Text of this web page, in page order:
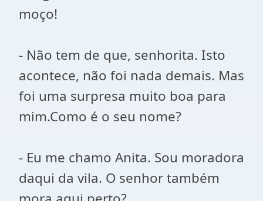
moço!
- Não tem de que, senhorita. Isto
acontece, não foi nada demais. Mas
foi uma surpresa muito boa para
mim.Como é o seu nome?
- Eu me chamo Anita. Sou moradora
daqui da vila. O senhor também